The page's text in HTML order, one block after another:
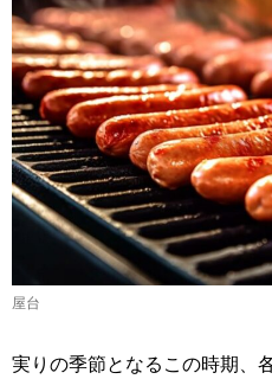
屋台
実りの季節となるこの時期、